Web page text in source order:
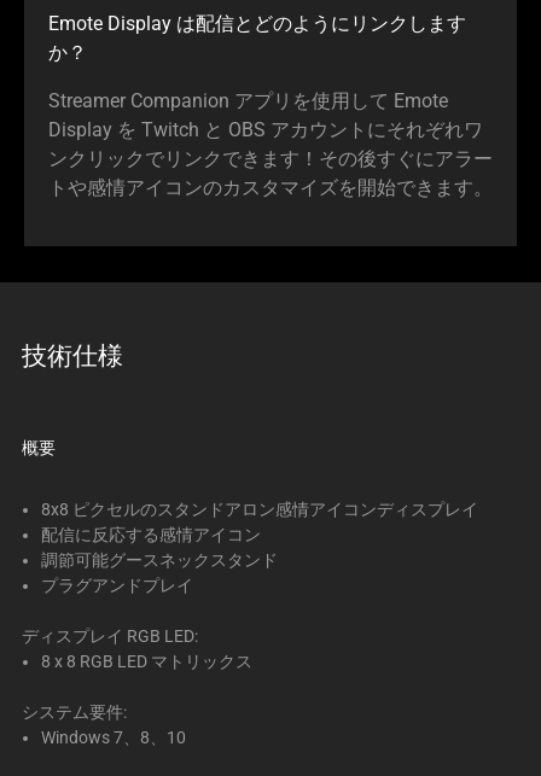
Emote Display は配信とどのようにリンクします
か？
Streamer Companion アプリを使用して Emote
Display を Twitch と OBS アカウントにそれぞれワ
ンクリックでリンクできます！その後すぐにアラー
トや感情アイコンのカスタマイズを開始できます。
技術仕様
概要
8x8 ピクセルのスタンドアロン感情アイコンディスプレイ
配信に反応する感情アイコン
調節可能グースネックスタンド
プラグアンドプレイ
ディスプレイ RGB LED:
8 x 8 RGB LED マトリックス
システム要件:
Windows 7、8、10